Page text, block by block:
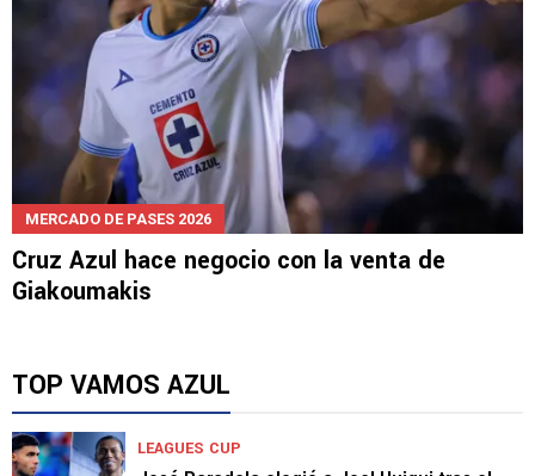
MERCADO DE PASES 2026
Cruz Azul hace negocio con la venta de
Giakoumakis
TOP VAMOS AZUL
LEAGUES CUP